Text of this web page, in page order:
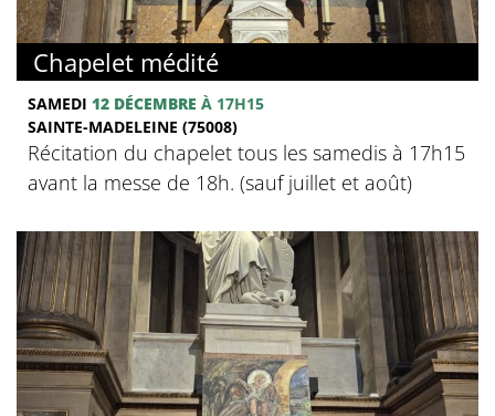
Chapelet médité
SAMEDI 12 DÉCEMBRE À 17H15
SAINTE-MADELEINE (75008)
Récitation du chapelet tous les samedis à 17h15
avant la messe de 18h. (sauf juillet et août)